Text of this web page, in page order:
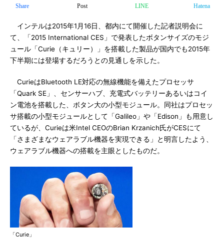
Share Post LINE Hatena
インテルは2015年1月16日、都内にて開催した記者説明会に
て、「2015 International CES」で発表したボタンサイズのモジ
ュール「Curie（キュリー）」を搭載した製品が国内でも2015年
下半期には登場するだろうとの見通しを示した。
CurieはBluetooth LE対応の無線機能を備えたプロセッサ
「Quark SE」、センサーハブ、充電式バッテリーあるいはコイ
ン電池を搭載した、ボタン大の小型モジュール。同社はプロセッ
サ搭載の小型モジュールとして「Galileo」や「Edison」も用意し
ているが、Curieは米Intel CEOのBrian Krzanich氏がCESにて
「さまざまなウェアラブル機器を実現できる」と明言したよう、
ウェアラブル機器への搭載を主眼としたものだ。
「Curie」